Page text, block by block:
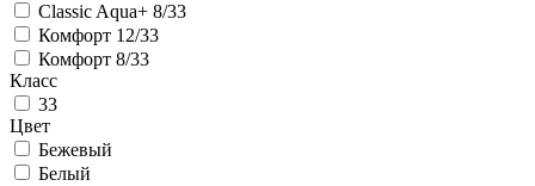
Classic Aqua+ 8/33
Комфорт 12/33
Комфорт 8/33
Класс
33
Цвет
Бежевый
Белый